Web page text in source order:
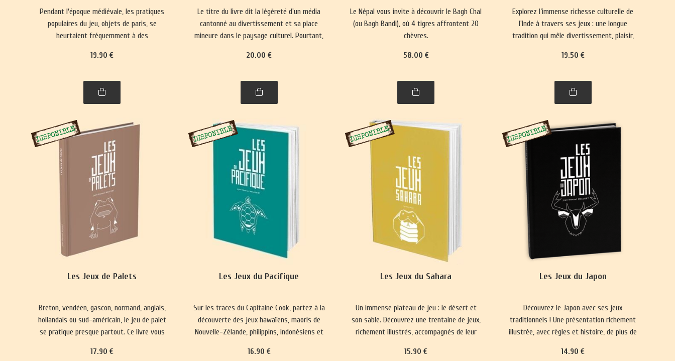
Pendant l'époque médiévale, les pratiques
populaires du jeu, objets de paris, se
heurtaient fréquemment à des
complexes ont émergé, prisés par les
19.90 €
Le titre du livre dit la légèreté d'un média
cantonné au divertissement et sa place
mineure dans le paysage culturel. Pourtant,
et renforce les normes sociales depuis
20.00 €
Le Népal vous invite à découvrir le Bagh Chal
(ou Bagh Bandi), où 4 tigres affrontent 20
chèvres.
58.00 €
Explorez l’immense richesse culturelle de
l'Inde à travers ses jeux : une longue
tradition qui mêle divertissement, plaisir,
voyage captivant dans l’histoire, entre
19.50 €
Les Jeux de Palets
Breton, vendéen, gascon, normand, anglais,
hollandais ou sud-américain, le jeu de palet
se pratique presque partout. Ce livre vous
ses variantes, parfois quelque peu
17.90 €
Les Jeux du Pacifique
Sur les traces du Capitaine Cook, partez à la
découverte des jeux hawaïens, maoris de
Nouvelle-Zélande, philippins, indonésiens et
16.90 €
Les Jeux du Sahara
Un immense plateau de jeu : le désert et
son sable. Découvrez une trentaine de jeux,
richement illustrés, accompagnés de leur
15.90 €
Les Jeux du Japon
Découvrez le Japon avec ses jeux
traditionnels ! Une présentation richement
illustrée, avec règles et histoire, de plus de
jeux d'enfants et jeux d'adresse.
14.90 €